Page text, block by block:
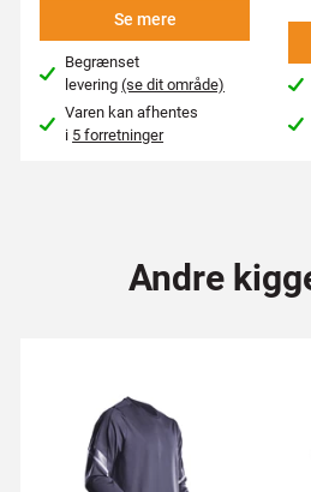
Se mere
Begrænset
levering(se dit område)
Varen kan afhentes
i 5 forretninger
Andre